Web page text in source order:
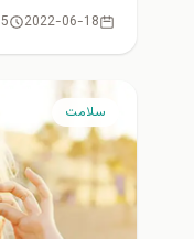
2022-06-18 5 دقیقه مطالعه
سلامت